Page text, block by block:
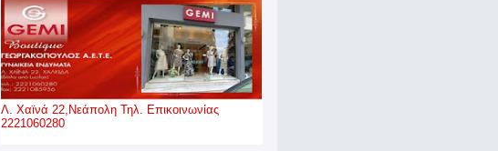
Λ. Χαϊνά 22,Νεάπολη Τηλ. Επικοινωνίας
2221060280